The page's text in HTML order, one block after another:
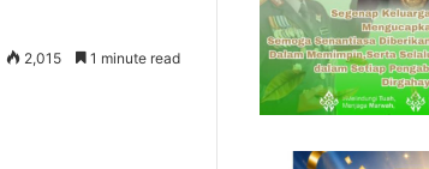
2,015 1 minute read